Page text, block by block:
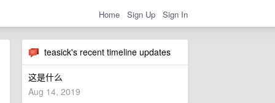
Home Sign Up Sign In
teasick's recent timeline updates
这是什么
Aug 14, 2019